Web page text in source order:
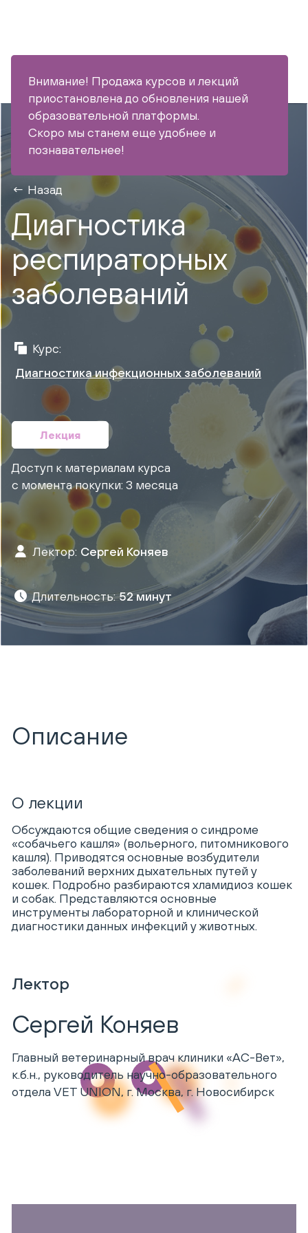
Внимание! Продажа курсов и лекций
приостановлена до обновления нашей
образовательной платформы.
Скоро мы станем еще удобнее и
познавательнее!
Назад
Диагностика
респираторных
заболеваний
Курс:
Диагностика инфекционных заболеваний
Лекция
Доступ к материалам курса
с момента покупки: 3 месяца
Лектор: Сергей Коняев
Длительность: 52 минут
Описание
О лекции
Обсуждаются общие сведения о синдроме
«собачьего кашля» (вольерного, питомникового
кашля). Приводятся основные возбудители
заболеваний верхних дыхательных путей у
кошек. Подробно разбираются хламидиоз кошек
и собак. Представляются основные
инструменты лабораторной и клинической
диагностики данных инфекций у животных.
Лектор
Сергей Коняев
Главный ветеринарный врач клиники «АС-Вет»,
к.б.н., руководитель научно-образовательного
отдела VET UNION, г. Москва, г. Новосибирск